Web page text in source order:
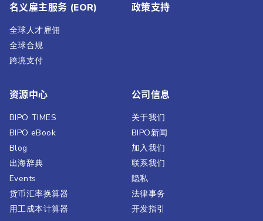
名义雇主服务 (EOR)
全球人才雇佣
全球合规
跨境支付
政策支持
资源中心
BIPO TIMES
BIPO eBook
Blog
出海辞典
Events
货币汇率换算器
用工成本计算器
公司信息
关于我们
BIPO新闻​
加入我们
联系我们
隐私
法律事务
开发指引